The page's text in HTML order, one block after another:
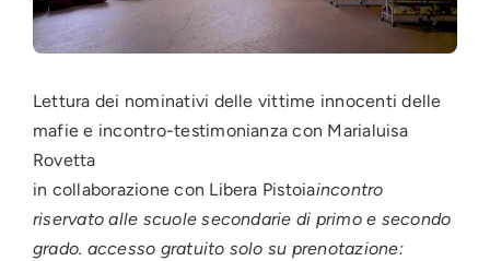
Lettura dei nominativi delle vittime innocenti delle
mafie e incontro-testimonianza con Marialuisa
Rovetta
in collaborazione con Libera Pistoiaincontro
riservato alle scuole secondarie di primo e secondo
grado. accesso gratuito solo su prenotazione: